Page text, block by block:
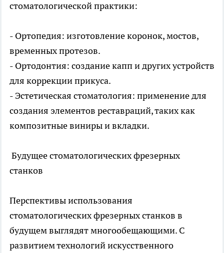
стоматологической практики:
- Ортопедия: изготовление коронок, мостов,
временных протезов.
- Ортодонтия: создание капп и других устройств
для коррекции прикуса.
- Эстетическая стоматология: применение для
создания элементов реставраций, таких как
композитные виниры и вкладки.
Будущее стоматологических фрезерных
станков
Перспективы использования
стоматологических фрезерных станков в
будущем выглядят многообещающими. С
развитием технологий искусственного